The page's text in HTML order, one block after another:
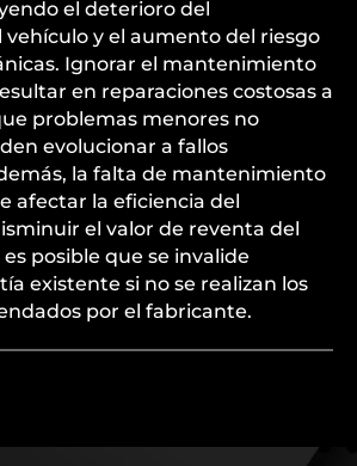
el deterioro del
y el aumento del riesgo
Ignorar el mantenimiento
en reparaciones costosas a
problemas menores no
evolucionar a fallos
la falta de mantenimiento
afectar la eficiencia del
el valor de reventa del
posible que se invalide
existente si no se realizan los
por el fabricante.